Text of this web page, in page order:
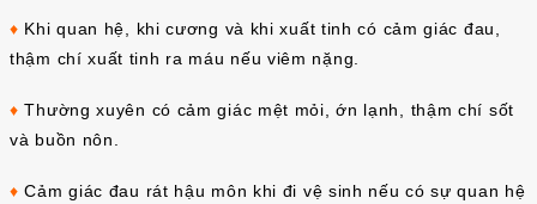
♦ Khi quan hệ, khi cương và khi xuất tinh có cảm giác đau,
thậm chí xuất tinh ra máu nếu viêm nặng.
♦ Thường xuyên có cảm giác mệt mỏi, ớn lạnh, thậm chí sốt
và buồn nôn.
♦ Cảm giác đau rát hậu môn khi đi vệ sinh nếu có sự quan hệ